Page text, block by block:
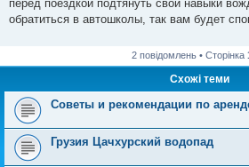
м
л
я
перед поездкой подтянуть свои навыки
обратиться в автошколы, так вам будет
2 повідомлень • Сторінка
Схожі теми
Советы и рекомендации по
Грузия Цачхурский водопад